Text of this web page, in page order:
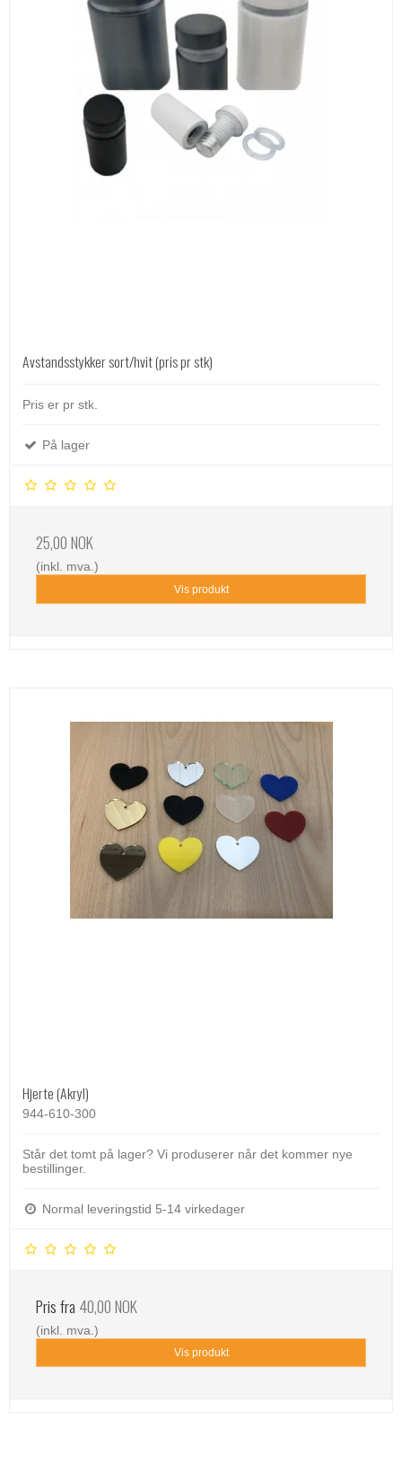
Avstandsstykker sort/hvit (pris pr stk)
Pris er pr stk.
På lager
25,00 NOK
(inkl. mva.)
Vis produkt
Hjerte (Akryl)
944-610-300
Står det tomt på lager? Vi produserer når det kommer nye
bestillinger.
Normal leveringstid 5-14 virkedager
Pris fra 40,00 NOK
(inkl. mva.)
Vis produkt